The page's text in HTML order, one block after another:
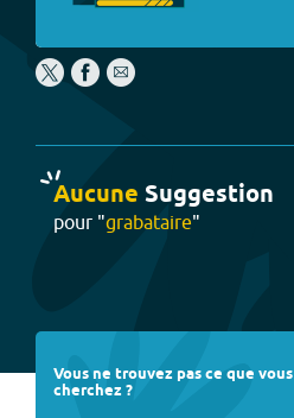
Aucune Suggestion
pour "grabataire"
Vous ne trouvez pas ce que vous
cherchez ?